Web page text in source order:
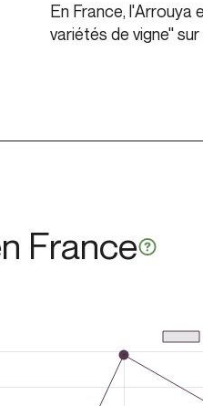
En France, l'Arrouya
variétés de vigne"
France